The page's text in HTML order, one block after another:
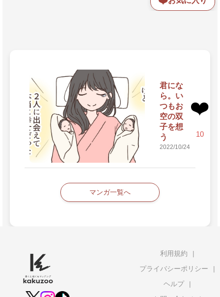
君にな
ら。い
つもお
空の双
子を想
う
2022/10/24
❤️
10
マンガ一覧へ
利用規約
プライバシーポリシー
ヘルプ